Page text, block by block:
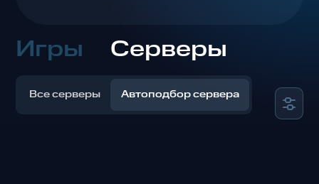
Игры Серверы
Все серверы Автоподбор сервера